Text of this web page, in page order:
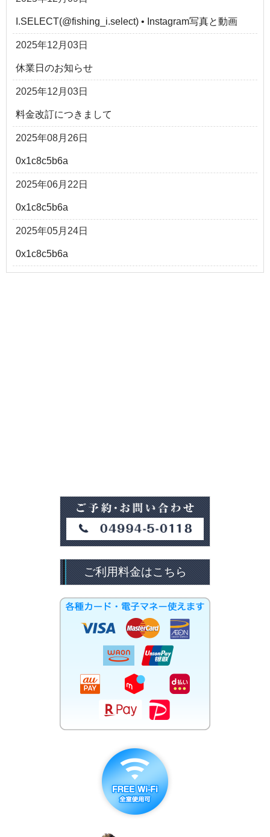
I.SELECT(@fishing_i.select) • Instagram写真と動画
2025年12月03日
休業日のお知らせ
2025年12月03日
料金改訂につきまして
2025年08月26日
0x1c8c5b6a
2025年06月22日
0x1c8c5b6a
2025年05月24日
0x1c8c5b6a
ご利用料金はこちら